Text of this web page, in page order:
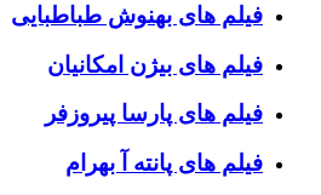
فیلم های بهنوش طباطبایی
فیلم های بیژن امکانیان
فیلم های پارسا پیروزفر
فیلم های پانته آ بهرام